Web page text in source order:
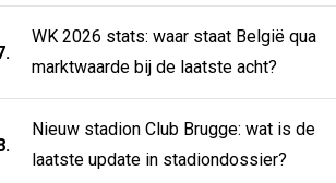
WK 2026 stats: waar staat België qua
marktwaarde bij de laatste acht?
Nieuw stadion Club Brugge: wat is de
laatste update in stadiondossier?